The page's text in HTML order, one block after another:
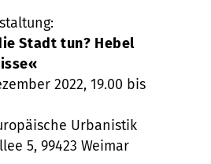
Stadt tun? Hebel
2022, 19.00 bis
Urbanistik
5, 99423 Weimar